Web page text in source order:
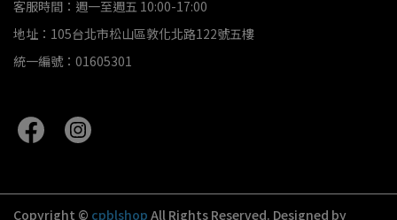
客服時間：週一至週五 10:00-17:00
地址：105台北市松山區敦化北路122號五樓
統一編號：01605301
Copyright © cpblshop All Rights Reserved. Designed by